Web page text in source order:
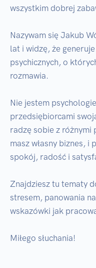
wszystkim dobrej
Nazywam się Jakub
lat i widzę, że
psychicznych, o
rozmawia.
Nie jestem
przedsiębiorcami
radzę sobie z różnymi
masz własny biznes, i
spokój, radość i
Znajdziesz tu tematy
stresem, panowania
wskazówki jak
Miłego słuchania!